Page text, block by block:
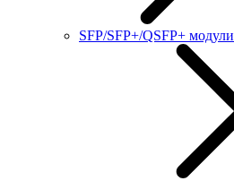
SFP/SFP+/QSFP+ модули